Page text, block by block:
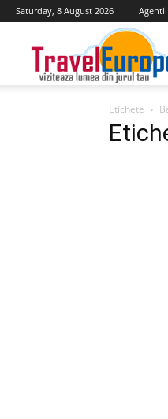
Saturday, 8 August 2026
Etichete